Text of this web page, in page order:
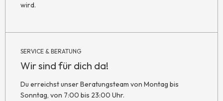
wird.
SERVICE & BERATUNG
Wir sind für dich da!
Du erreichst unser Beratungsteam von Montag bis
Sonntag, von 7:00 bis 23:00 Uhr.